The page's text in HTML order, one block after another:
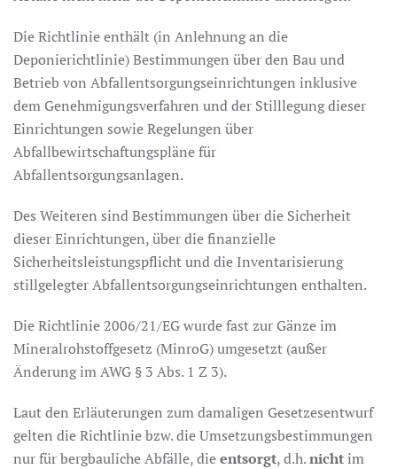
Die Richtlinie enthält (in Anlehnung an die
Deponierichtlinie) Bestimmungen über den Bau und
Betrieb von Abfallentsorgungseinrichtungen inklusive
dem Genehmigungsverfahren und der Stilllegung dieser
Einrichtungen sowie Regelungen über
Abfallbewirtschaftungspläne für
Abfallentsorgungsanlagen.
Des Weiteren sind Bestimmungen über die Sicherheit
dieser Einrichtungen, über die finanzielle
Sicherheitsleistungspflicht und die Inventarisierung
stillgelegter Abfallentsorgungseinrichtungen enthalten.
Die Richtlinie 2006/21/EG wurde fast zur Gänze im
Mineralrohstoffgesetz (MinroG) umgesetzt (außer
Änderung im AWG § 3 Abs. 1 Z 3).
Laut den Erläuterungen zum damaligen Gesetzesentwurf
gelten die Richtlinie bzw. die Umsetzungsbestimmungen
nur für bergbauliche Abfälle, dieentsorgt, d.h.nichtim